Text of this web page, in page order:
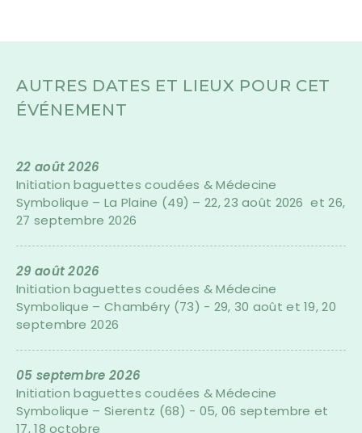
AUTRES DATES ET LIEUX POUR CET
ÉVÉNEMENT
22 août 2026
Initiation baguettes coudées & Médecine
Symbolique – La Plaine (49) – 22, 23 août 2026 et 26,
27 septembre 2026
29 août 2026
Initiation baguettes coudées & Médecine
Symbolique – Chambéry (73) - 29, 30 août et 19, 20
septembre 2026
05 septembre 2026
Initiation baguettes coudées & Médecine
Symbolique – Sierentz (68) - 05, 06 septembre et
17, 18 octobre